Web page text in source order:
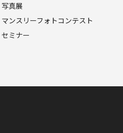
写真展
マンスリーフォトコンテスト
セミナー